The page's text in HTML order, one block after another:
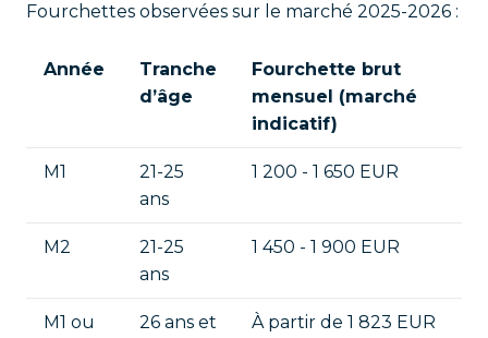
Fourchettes observées sur le marché 2025-2026 :
Année
Tranche
d’âge
Fourchette brut
mensuel (marché
indicatif)
M1
21-25
ans
1 200 - 1 650 EUR
M2
21-25
ans
1 450 - 1 900 EUR
M1 ou
26 ans et
À partir de 1 823 EUR